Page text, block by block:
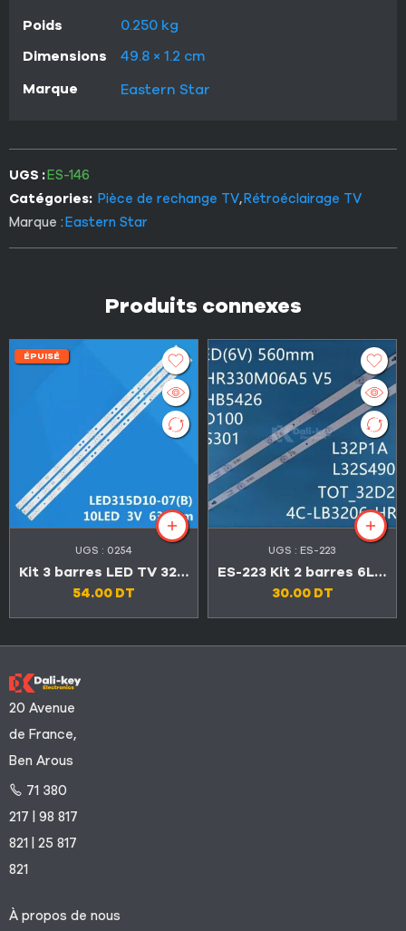
Poids
0.250 kg
Dimensions
49.8 × 1.2 cm
Marque
Eastern Star
UGS :ES-146
Catégories: Pièce de rechange TV,Rétroéclairage TV
Marque :Eastern Star
Produits connexes
ÉPUISÉ
UGS : 0254
Kit 3 barres LED TV 32″ 10 LED 3V
54.00 DT
UGS : ES-223
ES-223 Kit 2 barres 6LED TV TCL 32″ 32D2900
30.00 DT
20 Avenue
de France,
Ben Arous
71 380
217 | 98 817
821 | 25 817
821
À propos de nous